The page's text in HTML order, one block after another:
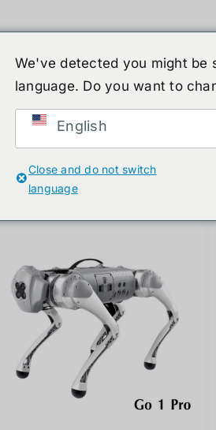
12 Products
We've detected you might be
language. Do you want to
English
Close and do not switch
language